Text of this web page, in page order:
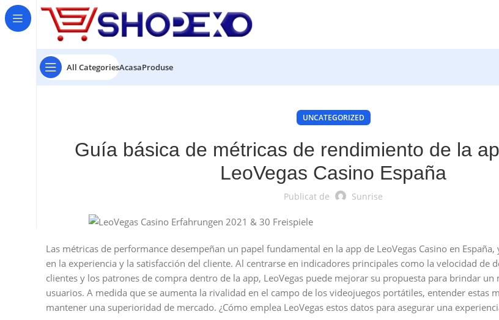
All CategoriesAcasaProduse
UNCATEGORIZED
Guía básica de métricas de rendimiento de la
LeoVegas Casino España
Publicat de Sunrise
Las métricas de performance desempeñan un papel fundamental en la app de LeoVegas Casino en
en la experiencia y la satisfacción del cliente. Al centrarse en indicadores principales como la velocidad de
clientes y los patrones de compra dentro de la app, LeoVegas puede mejorar su propuesta para brindar un
usuarios. A medida que se aumenta la rivalidad en el campo de los videojuegos portátiles, entender estas
mantener una superioridad de mercado. ¿Cómo emplea LeoVegas estos datos para asegurar una